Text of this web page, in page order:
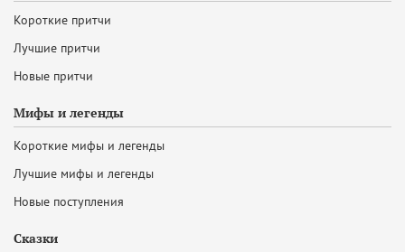
Короткие притчи
Лучшие притчи
Новые притчи
Мифы и легенды
Короткие мифы и легенды
Лучшие мифы и легенды
Новые поступления
Сказки